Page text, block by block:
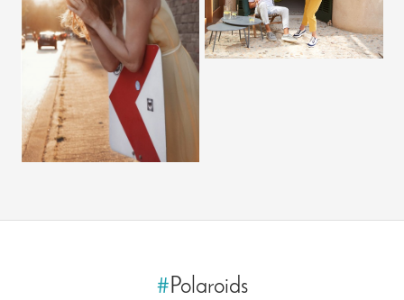
#Polaroids